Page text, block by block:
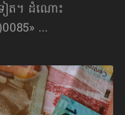
ទៀត។ ដំណោះ
...